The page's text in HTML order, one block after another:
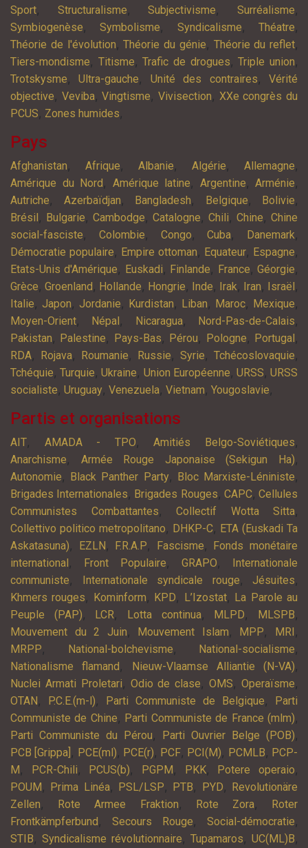
Sport, Structuralisme,Subjectivisme,Surréalisme,
Symbiogenèse,Symbolisme, Syndicalisme,Théatre,
Théorie de l'évolution,Théorie du génie, Théorie du reflet,
Tiers-mondisme, Titisme,Trafic de drogues,Triple union,
Trotskysme,Ultra-gauche, Unité des contraires,Vérité
objective, Veviba,Vingtisme,Vivisection, XXe congrès du
PCUS, Zones humides,
Pays
Afghanistan, Afrique, Albanie, Algérie, Allemagne,
Amérique du Nord , Amérique latine, Argentine, Arménie,
Autriche, Azerbaïdjan, Bangladesh, Belgique, Bolivie,
Brésil , Bulgarie, Cambodge, Catalogne, Chili, Chine, Chine
social-fasciste, Colombie, Congo,Cuba, Danemark,
Démocratie populaire, Empire ottoman, Equateur, Espagne,
Etats-Unis d'Amérique, Euskadi, Finlande, France,Géorgie,
Grèce, Groenland , Hollande, Hongrie, Inde, Irak, Iran, Israël ,
Italie, Japon, Jordanie, Kurdistan, Liban, Maroc, Mexique,
Moyen-Orient, Népal , Nicaragua, Nord-Pas-de-Calais,
Pakistan, Palestine, Pays-Bas, Pérou, Pologne, Portugal ,
RDA, Rojava, Roumanie, Russie, Syrie, Tchécoslovaquie,
Tchéquie,Turquie,Ukraine, Union Européenne, URSS,URSS
socialiste, Uruguay, Venezuela, Vietnam, Yougoslavie,
Partis et organisations
AIT, AMADA - TPO,Amitiés Belgo-Soviétiques,
Anarchisme, Armée Rouge Japonaise (Sekigun Ha),
Autonomie, Black Panther Party, Bloc Marxiste-Léniniste,
Brigades Internationales, Brigades Rouges, CAPC,Cellules
Communistes Combattantes, Collectif Wotta Sitta,
Collettivo politico metropolitano, DHKP-C, ETA (Euskadi Ta
Askatasuna), EZLN , F.R.A.P, Fascisme,
Fonds monétaire
international , Front Populaire, GRAPO,
Internationale
communiste, Internationale syndicale rouge, Jésuites,
Khmers rouges, Kominform, KPD, L’Izostat, La Parole au
Peuple (PAP), LCR, Lotta continua, MLPD, MLSPB,
Mouvement du 2 Juin, Mouvement Islam, MPP, MRI ,
MRPP, National-bolchevisme, National-socialisme,
Nationalisme flamand , Nieuw-Vlaamse Alliantie (N-VA),
Nuclei Armati Proletari, Odio de clase,OMS,Operaïsme,
OTAN , P.C.E.(m-l), Parti Communiste de Belgique,
Parti
Communiste de Chine, Parti Communiste de France (mlm),
Parti Communiste du Pérou, Parti Ouvrier Belge (POB),
PCB [Grippa] , PCE(ml), PCE(r), PCF, PCI(M), PCMLB, PCP-
M , PCR-Chili, PCUS(b), PGPM , PKK, Potere operaio,
POUM , Prima Linéa, PSL/LSP, PTB, PYD,
Revolutionäre
Zellen, Rote Armee Fraktion, Rote Zora,
Roter
Frontkämpferbund , Secours Rouge, Social-démocratie,
STIB, Syndicalisme révolutionnaire, Tupamaros, UC(ML)B,